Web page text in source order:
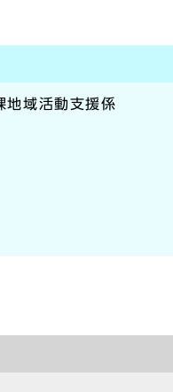
地域活動支援係